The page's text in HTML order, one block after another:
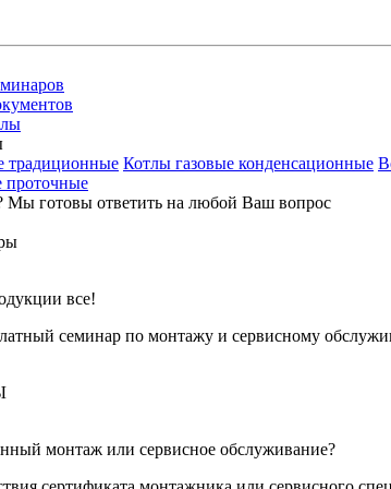
традиционные Котлы газовые конденсационные
проточные
Мы готовы ответить на любой Ваш вопрос
все!
семинар по монтажу и сервисному
монтаж или сервисное обслуживание?